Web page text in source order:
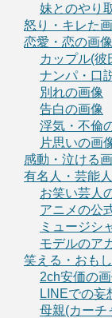
妹とのやり
怒り・キレた
恋愛・恋の画像
カップル(彼
ナンパ・口
別れの画像
告白の画像
浮気・不倫
片思いの画
感動・泣ける
有名人・芸能
お笑い芸人
アニメの公
ミュージシ
モデルのア
笑える・おも
2ch安価の
LINEでの妄
母親(カーチ